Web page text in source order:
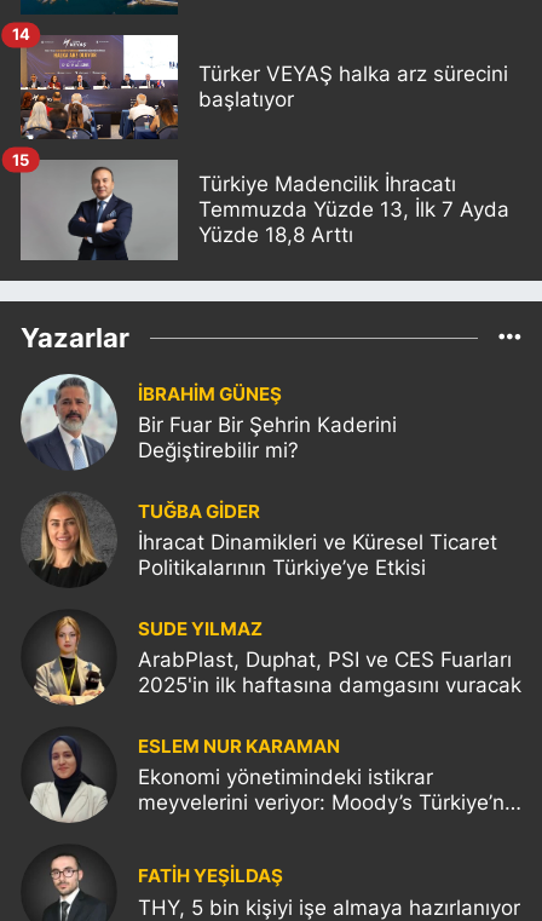
Türker VEYAŞ halka arz sürecini
başlatıyor
14
Türkiye Madencilik İhracatı
Temmuzda Yüzde 13, İlk 7 Ayda
Yüzde 18,8 Arttı
15
Yazarlar
İBRAHİM GÜNEŞ
Bir Fuar Bir Şehrin Kaderini
Değiştirebilir mi?
TUĞBA GİDER
İhracat Dinamikleri ve Küresel Ticaret
Politikalarının Türkiye’ye Etkisi
SUDE YILMAZ
ArabPlast, Duphat, PSI ve CES Fuarları
2025'in ilk haftasına damgasını vuracak
ESLEM NUR KARAMAN
Ekonomi yönetimindeki istikrar
meyvelerini veriyor: Moody’s Türkiye’nin
FATIH YEŞİLDAŞ
THY, 5 bin kişiyi işe almaya hazırlanıyor